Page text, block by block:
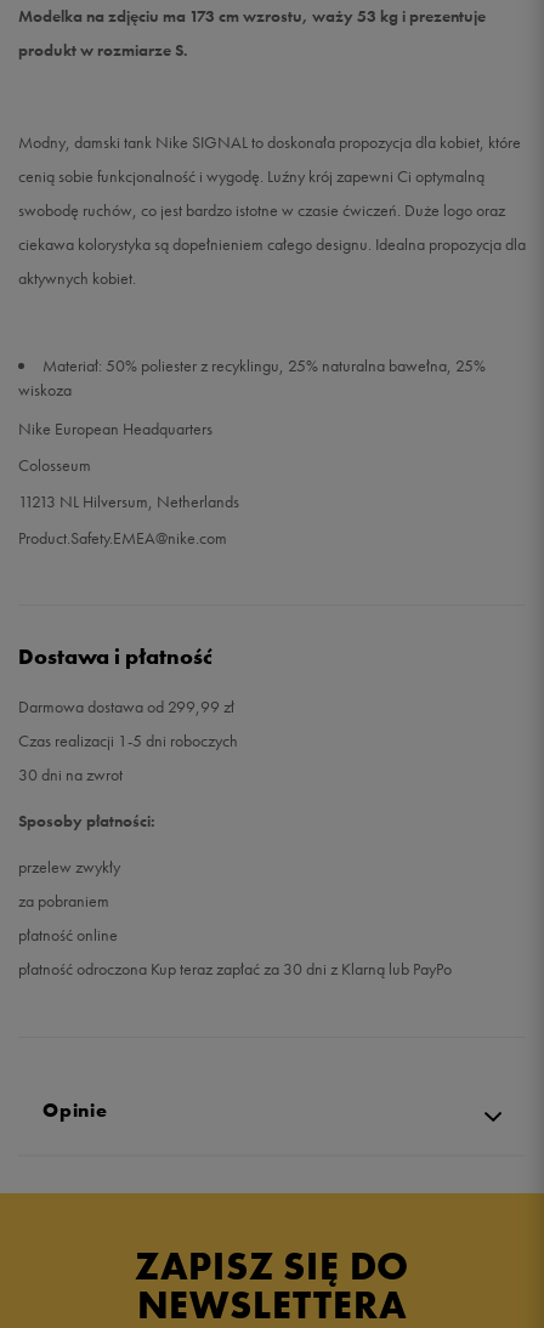
Modelka na zdjęciu ma 173 cm wzrostu, waży 53 kg i prezentuje
produkt w rozmiarze S.
Modny, damski tank Nike SIGNAL to doskonała propozycja dla kobiet, które
cenią sobie funkcjonalność i wygodę. Luźny krój zapewni Ci optymalną
swobodę ruchów, co jest bardzo istotne w czasie ćwiczeń. Duże logo oraz
ciekawa kolorystyka są dopełnieniem całego designu. Idealna propozycja dla
aktywnych kobiet.
Materiał: 50% poliester z recyklingu, 25% naturalna bawełna, 25%
wiskoza
Nike European Headquarters
Colosseum
11213 NL Hilversum, Netherlands
Product.Safety.EMEA@nike.com
Dostawa i płatność
Darmowa dostawa od 299,99 zł
Czas realizacji 1-5 dni roboczych
30 dni na zwrot
Sposoby płatności:
przelew zwykły
za pobraniem
płatność online
płatność odroczona Kup teraz zapłać za 30 dni z Klarną lub PayPo
Opinie
ZAPISZ SIĘ DO
NEWSLETTERA